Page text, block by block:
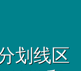
划线区